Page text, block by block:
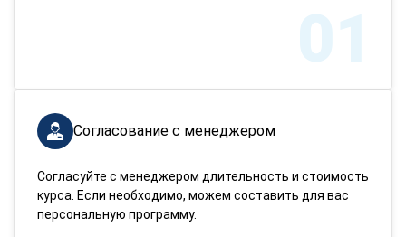
01
Согласование с менеджером
Согласуйте с менеджером длительность и стоимость
курса. Если необходимо, можем составить для вас
персональную программу.